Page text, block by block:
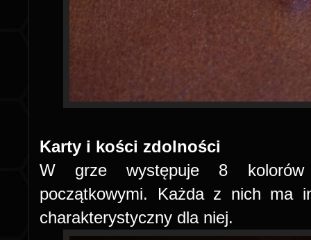
Karty i kości zdolności
W grze występuje 8 kolorów
początkowymi. Każda z nich ma
charakterystyczny dla niej.